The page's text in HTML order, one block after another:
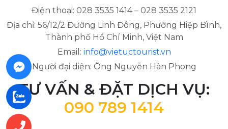
Điện thoại: 028 3535 1414 – 028 3535 2121
Địa chỉ: 56/12/2 Đường Linh Đông, Phường Hiệp Bình,
Thành phố Hồ Chí Minh, Việt Nam
Email: info@vietuctourist.vn
Người đại diện: Ông Nguyễn Hàn Phong
TƯ VẤN & ĐẶT DỊCH VỤ:
090 789 1414